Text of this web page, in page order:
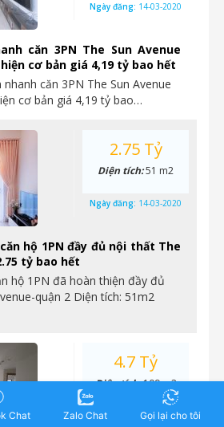
căn 3PN The Sun Avenue
cơ bản giá 4,19 tỷ bao hết
căn 3PN The Sun Avenue
cơ bản giá 4,19 tỷ bao…
Ngày đăng: 14-03-2020
hộ 1PN đầy đủ nội thất The
tỷ bao hết
hộ 1PN đã hoàn thiện đầy đủ
quận 2 Diện tích: 51m2
2.75 Tỷ
Diện tích:51 m2
Ngày đăng: 14-03-2020
4.7 Tỷ
Diện tích:109 m2
Ngày đăng: 12-03-2020
Chat Zalo Chat Gọi lại cho tôi